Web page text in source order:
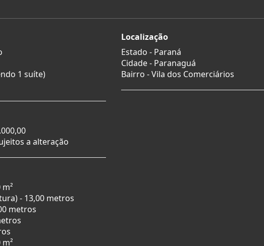
1 suíte)
a alteração
- 13,00 metros
metros
Localização
Estado - Paraná
Cidade - Paranaguá
Bairro -Vila dos Comerciários